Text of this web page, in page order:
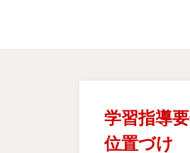
学習指導
位置づけ